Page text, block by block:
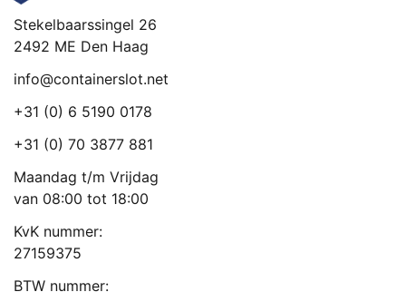
Stekelbaarssingel 26
2492 ME Den Haag
info@containerslot.net
+31 (0) 6 5190 0178
+31 (0) 70 3877 881
Maandag t/m Vrijdag
van 08:00 tot 18:00
KvK nummer:
27159375
BTW nummer: